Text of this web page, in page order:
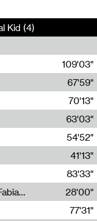
Kid (4)
109'03"
67'59"
70'13"
63'03"
54'52"
41'13"
83'33"
Radia Show #1113 : FOSSIL///NOISE by Fabiana Gibim / Wave Farm
28'00"
77'31"